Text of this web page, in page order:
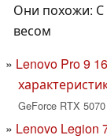
Они похожи: С
весом
Lenovo Pro 9
GeForce RTX
Lenovo Legion